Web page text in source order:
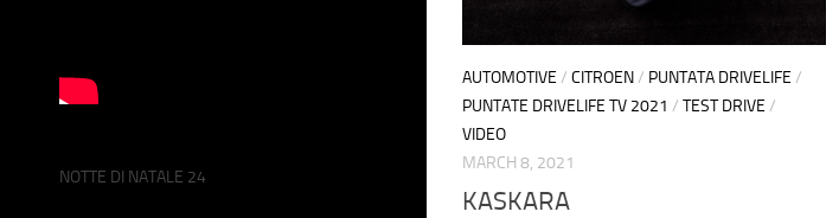
AUTOMOTIVE / CITROEN/ PUNTATA DRIVELIFE /
PUNTATE DRIVELIFE TV 2021 / TEST DRIVE /
VIDEO
MARCH 8, 2021
KASKARA
NOTTE DI NATALE 24